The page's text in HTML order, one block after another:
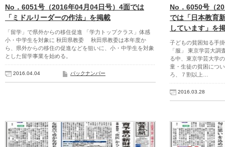
No．6051号（2016年04月04日号）4面では
「ミドルリーダーの作法」を掲載
「留学」で県外からの移住促進 「学力トップクラス」体感
小・中学生を対象に 秋田県教委 秋田県教委は本年度か
ら、県外からの移住の促進などを狙いに、小・中学生を対象
とした留学事業を始める。
2016.04.04 バックナンバー
No．6050号（
では「日本教育
しています」を
子どもの貧困知る手
「服」 東京学芸大
る中、東京学芸大学
童・生徒の貧困につ
ろ、７割以上…
2016.03.28